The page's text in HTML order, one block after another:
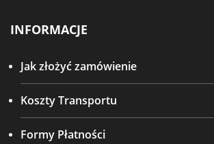
INFORMACJE
Jak złożyć zamówienie
Koszty Transportu
Formy Płatności